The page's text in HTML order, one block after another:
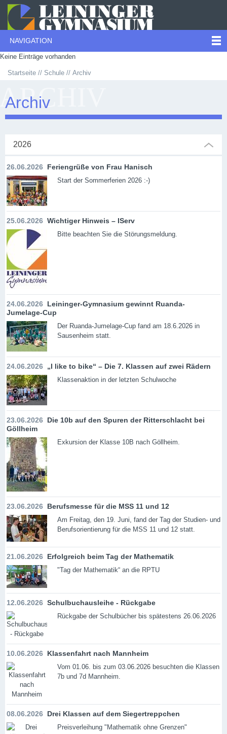
NAVIGATION
Keine Einträge vorhanden
Startseite Schule Archiv
Archiv
2026
26.06.2026 Feriengrüße von Frau Hanisch
Start der Sommerferien 2026 :-)
25.06.2026 Wichtiger Hinweis – IServ
Bitte beachten Sie die Störungsmeldung.
24.06.2026 Leininger-Gymnasium gewinnt Ruanda-
Jumelage-Cup
Der Ruanda-Jumelage-Cup fand am 18.6.2026 in
Sausenheim statt.
24.06.2026 „I like to bike“ – Die 7. Klassen auf zwei Rädern
Klassenaktion in der letzten Schulwoche
23.06.2026 Die 10b auf den Spuren der Ritterschlacht bei
Göllheim
Exkursion der Klasse 10B nach Göllheim.
23.06.2026 Berufsmesse für die MSS 11 und 12
Am Freitag, den 19. Juni, fand der Tag der Studien- und
Berufsorientierung für die MSS 11 und 12 statt.
21.06.2026 Erfolgreich beim Tag der Mathematik
"Tag der Mathematik“ an die RPTU
12.06.2026 Schulbuchausleihe - Rückgabe
Rückgabe der Schulbücher bis spätestens 26.06.2026
10.06.2026 Klassenfahrt nach Mannheim
Vom 01.06. bis zum 03.06.2026 besuchten die Klassen
7b und 7d Mannheim.
08.06.2026 Drei Klassen auf dem Siegertreppchen
Preisverleihung "Mathematik ohne Grenzen"